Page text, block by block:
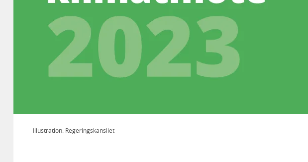
Illustration: Regeringskansliet